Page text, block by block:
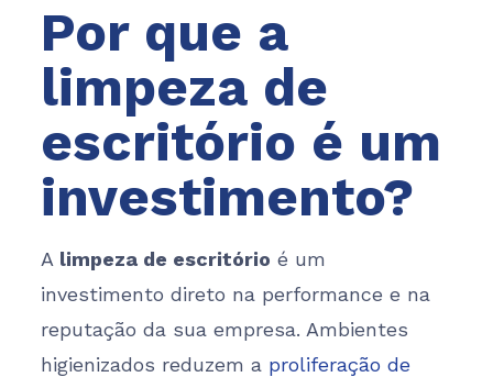
Por que a
limpeza de
escritório é um
investimento?
A limpeza de escritório é um
investimento direto na performance e na
reputação da sua empresa. Ambientes
higienizados reduzem a proliferação de